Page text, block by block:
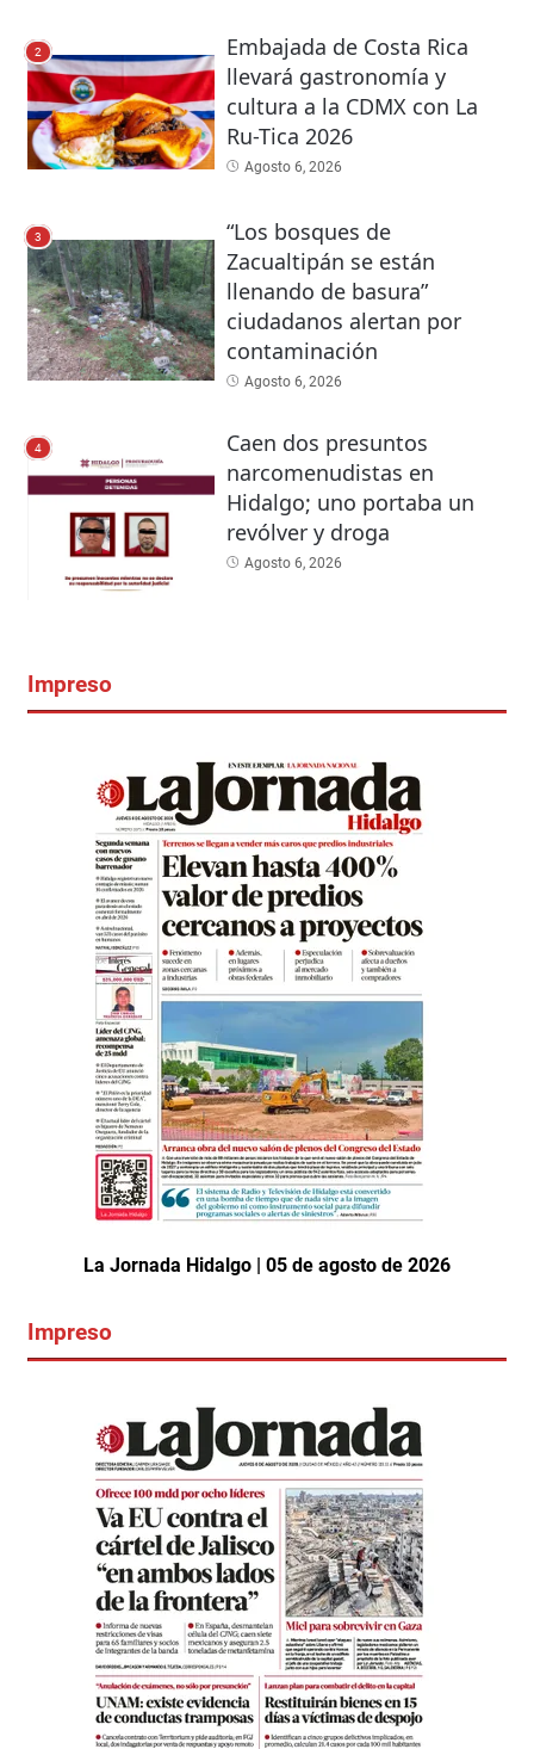
2
Embajada de Costa Rica
llevará gastronomía y
cultura a la CDMX con La
Ru-Tica 2026
Agosto 6, 2026
3
“Los bosques de
Zacualtipán se están
llenando de basura”
ciudadanos alertan por
contaminación
Agosto 6, 2026
4
Caen dos presuntos
narcomenudistas en
Hidalgo; uno portaba un
revólver y droga
Agosto 6, 2026
Impreso
La Jornada Hidalgo | 05 de agosto de 2026
Impreso